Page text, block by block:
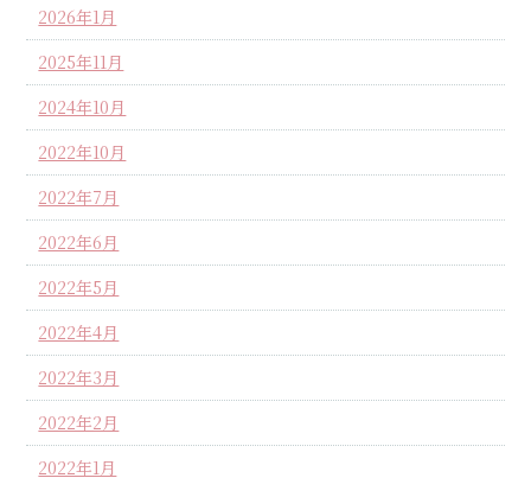
2026年1月
2025年11月
2024年10月
2022年10月
2022年7月
2022年6月
2022年5月
2022年4月
2022年3月
2022年2月
2022年1月